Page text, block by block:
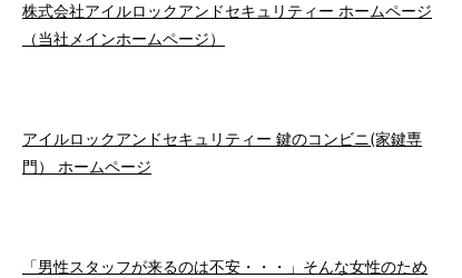
株式会社アイルロックアンドセキュリティー ホームページ
（当社メインホームページ）
アイルロックアンドセキュリティー 鍵のコンビニ(家鍵専
門） ホームページ
「男性スタッフが来るのは不安・・・」そんな女性のため